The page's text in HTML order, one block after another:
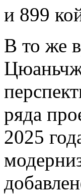
и 899
В то же
ряда
2025